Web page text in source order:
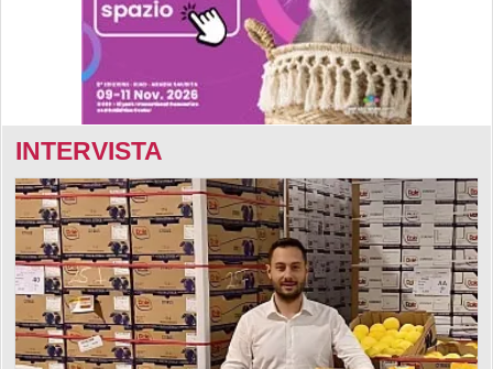
INTERVISTA